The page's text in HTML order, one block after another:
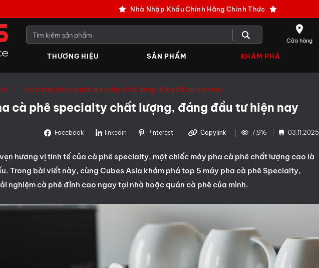
Nhà Nhập Khẩu Chính Hãng Chính Thức
Cửa hàng
THƯƠNG HIỆU SẢN PHẨM KHÁM PHÁ
Top 5 máy pha cà phê specialty chất lượng, đáng đầu tư hiện nay
cà phê specialty chất lượng, đáng đầu tư hiện nay
Facebook linkedin Pinterest Copylink 7,916 03.11.2025
hương vị tinh tế của cà phê specialty, một chiếc máy pha cà phê chất lượng cao là
Trong bài viết này, cùng Cubes Asia khám phá top 5 máy pha cà phê Specialty,
nghiệm cà phê đỉnh cao ngay tại nhà hoặc quán cà phê của mình.